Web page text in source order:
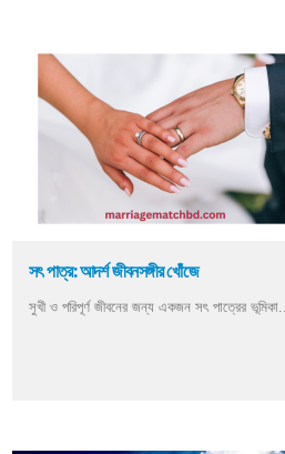
সৎ পাত্র: আদর্শ জীবনসঙ্গীর খোঁজে
সুখী ও পরিপূর্ণ জীবনের জন্য একজন সৎ পাত্রের ভূমিকা...